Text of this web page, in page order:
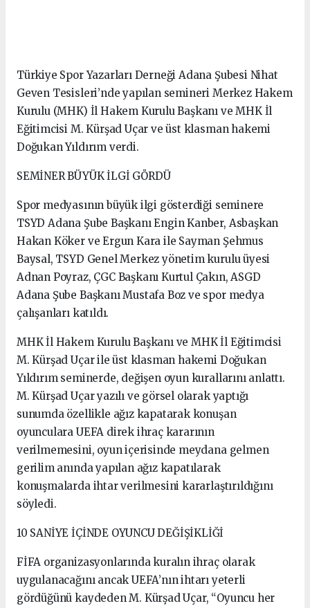
Türkiye Spor Yazarları Derneği Adana Şubesi Nihat
Geven Tesisleri’nde yapılan semineri Merkez Hakem
Kurulu (MHK) İl Hakem Kurulu Başkanı ve MHK İl
Eğitimcisi M. Kürşad Uçar ve üst klasman hakemi
Doğukan Yıldırım verdi.
SEMİNER BÜYÜK İLGİ GÖRDÜ
Spor medyasının büyük ilgi gösterdiği seminere
TSYD Adana Şube Başkanı Engin Kanber, Asbaşkan
Hakan Köker ve Ergun Kara ile Sayman Şehmus
Baysal, TSYD Genel Merkez yönetim kurulu üyesi
Adnan Poyraz, ÇGC Başkanı Kurtul Çakın, ASGD
Adana Şube Başkanı Mustafa Boz ve spor medya
çalışanları katıldı.
MHK İl Hakem Kurulu Başkanı ve MHK İl Eğitimcisi
M. Kürşad Uçar ile üst klasman hakemi Doğukan
Yıldırım seminerde, değişen oyun kurallarını anlattı.
M. Kürşad Uçar yazılı ve görsel olarak yaptığı
sunumda özellikle ağız kapatarak konuşan
oyunculara UEFA direk ihraç kararının
verilmemesini, oyun içerisinde meydana gelmen
gerilim anında yapılan ağız kapatılarak
konuşmalarda ihtar verilmesini kararlaştırıldığını
söyledi.
10 SANİYE İÇİNDE OYUNCU DEĞİŞİKLİĞİ
FİFA organizasyonlarında kuralın ihraç olarak
uygulanacağını ancak UEFA’nın ihtarı yeterli
gördüğünü kaydeden M. Kürşad Uçar, “Oyuncu her